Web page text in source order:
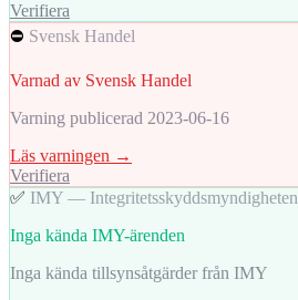
Verifiera
⛔ Svensk Handel
Varnad av Svensk Handel
Varning publicerad 2023-06-16
Läs varningen →
Verifiera
✅ IMY — Integritetsskyddsmyndigheten
Inga kända IMY-ärenden
Inga kända tillsynsåtgärder från IMY